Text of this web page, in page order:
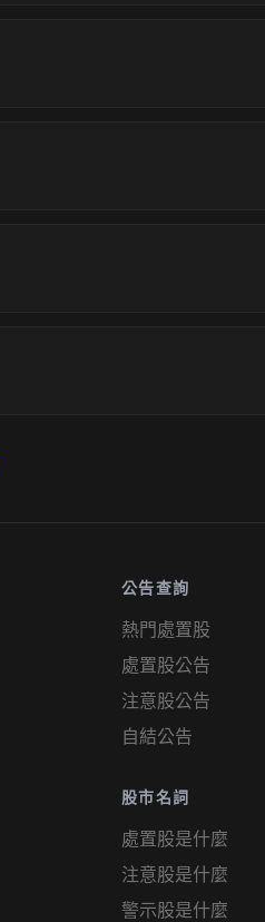
公告查詢
熱門處置股
處置股公告
注意股公告
自結公告
股市名詞
處置股是什麼
注意股是什麼
警示股是什麼